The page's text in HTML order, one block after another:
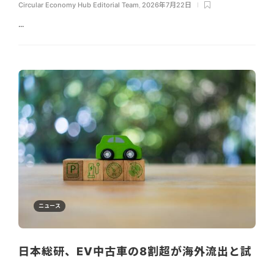
Circular Economy Hub Editorial Team, 2026年7月22日
...
ニュース
日本総研、EV中古車の8割超が海外流出と試